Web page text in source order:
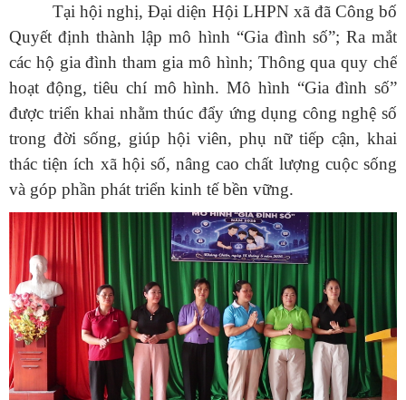
Tại hội nghị, Đại diện Hội LHPN xã đã Công bố
Quyết định thành lập mô hình “Gia đình số”; Ra mắt
các hộ gia đình tham gia mô hình; Thông qua quy chế
hoạt động, tiêu chí mô hình.Mô hình “Gia đình số”
được triển khai nhằm thúc đẩy ứng dụng công nghệ số
trong đời sống, giúp hội viên, phụ nữ tiếp cận, khai
thác tiện ích xã hội số, nâng cao chất lượng cuộc sống
và góp phần phát triển kinh tế bền vững.